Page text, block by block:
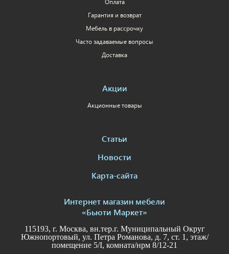
Оплата
Гарантия и возврат
Мебель в рассрочку
Часто задаваемые вопросы
Доставка
Акции
Акционные товары
Статьи
Новости
Карта-сайта
Интернет магазин мебели
«Бьюти Маркет»
115193, г. Москва, вн.тер.г. Муниципальный Округ
Южнопортовый, ул. Петра Романова, д. 7, ст. 1, этаж/
помещение 5/I, комната/нрм 8/12-21